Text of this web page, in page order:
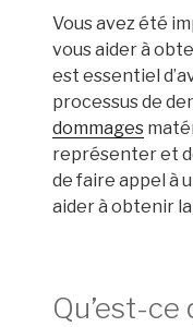
Vous avez été
vous aider à
est essentiel
processus de
dommages
représenter et
de faire appel à
aider à obtenir
Qu’est-ce